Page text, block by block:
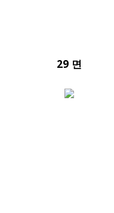
29 면